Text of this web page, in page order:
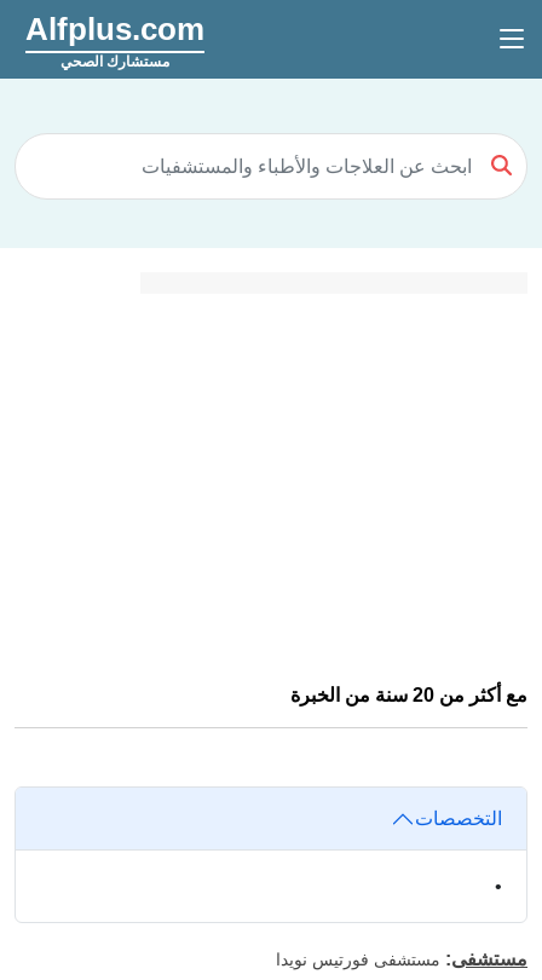
Alfplus.com
مستشارك الصحي
مع أكثر من 20 سنة من الخبرة
التخصصات
•
مستشفى: مستشفى فورتيس نويدا